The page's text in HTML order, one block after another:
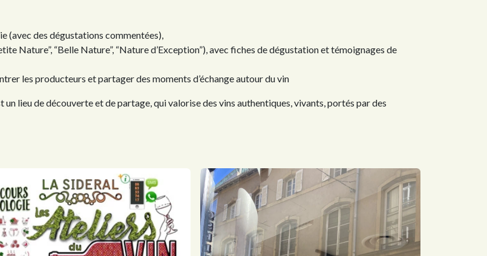
(avec des dégustations commentées),
Nature”, “Belle Nature”, “Nature d’Exception”), avec fiches de dégustation et témoignages de
les producteurs et partager des moments d’échange autour du vin
un lieu de découverte et de partage, qui valorise des vins authentiques, vivants, portés par des